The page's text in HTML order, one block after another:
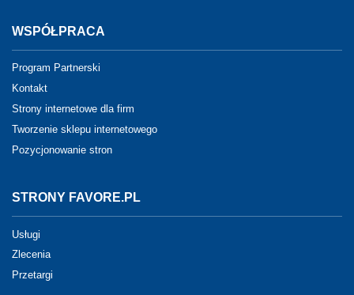
WSPÓŁPRACA
Program Partnerski
Kontakt
Strony internetowe dla firm
Tworzenie sklepu internetowego
Pozycjonowanie stron
STRONY FAVORE.PL
Usługi
Zlecenia
Przetargi